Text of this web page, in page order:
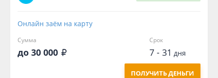
Онлайн заём на карту
Сумма
до 30 000
Срок
7 - 31 дня
ПОЛУЧИТЬ ДЕНЬГИ